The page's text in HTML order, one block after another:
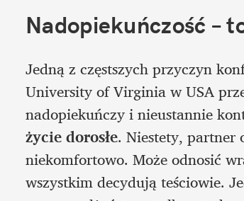
Nadopiekuńczość –
Jedną z częstszych przyczyn
University of Virginia w USA
nadopiekuńczy i nieustannie
życie dorosłe. Niestety, partner
niekomfortowo. Może odnosić
wszystkim decydują teściowie.